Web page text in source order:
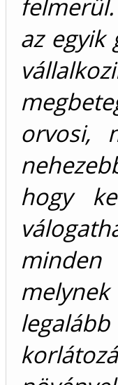
az egyik
orvosi,
hogy
minden